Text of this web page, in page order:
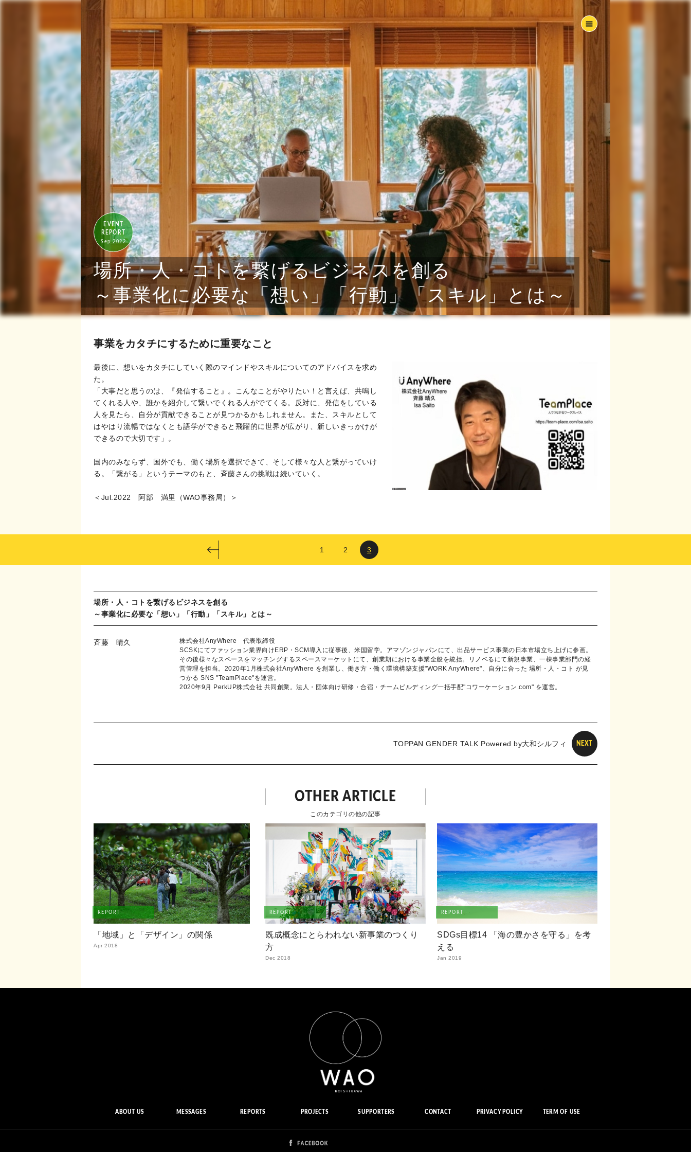
EVENT
REPORT
Sep 2022
場所・人・コトを繋げるビジネスを創る
～事業化に必要な「想い」「行動」「スキル」とは～
事業をカタチにするために重要なこと
最後に、想いをカタチにしていく際のマインドやスキルについてのアドバイスを求め
た。
「大事だと思うのは、『発信すること』。こんなことがやりたい！と言えば、共鳴し
てくれる人や、誰かを紹介して繋いでくれる人がでてくる。反対に、発信をしている
人を見たら、自分が貢献できることが見つかるかもしれません。また、スキルとして
はやはり流暢ではなくとも語学ができると飛躍的に世界が広がり、新しいきっかけが
できるので大切です」。
国内のみならず、国外でも、働く場所を選択できて、そして様々な人と繋がっていけ
る。「繋がる」というテーマのもと、斉藤さんの挑戦は続いていく。
＜Jul.2022 阿部 満里（WAO事務局）＞
1 2 3
場所・人・コトを繋げるビジネスを創る
～事業化に必要な「想い」「行動」「スキル」とは～
斉藤 晴久
株式会社AnyWhere 代表取締役
SCSKにてファッション業界向けERP・SCM導入に従事後、米国留学。アマゾンジャパンにて、出品サービス事業の日本市場立ち上げに参画。
その後様々なスペースをマッチングするスペースマーケットにて、創業期における事業全般を統括。リノベるにて新規事業、一棟事業部門の経
営管理を担当。2020年1月株式会社AnyWhere を創業し、働き方・働く環境構築支援"WORK AnyWhere"、自分に合った 場所・人・コト が見
つかる SNS "TeamPlace"を運営。
2020年9月 PerkUP株式会社 共同創業。法人・団体向け研修・合宿・チームビルディング一括手配"コワーケーション.com" を運営。
NEXT
TOPPAN GENDER TALK Powered by大和シルフィ
OTHER ARTICLE
このカテゴリの他の記事
REPORT
「地域」と「デザイン」の関係
Apr 2018
REPORT
既成概念にとらわれない新事業のつくり
方
Dec 2018
REPORT
SDGs目標14 「海の豊かさを守る」を考
える
Jan 2019
ABOUT US MESSAGES REPORTS PROJECTS SUPPORTERS CONTACT PRIVACY POLICY TERM OF USE